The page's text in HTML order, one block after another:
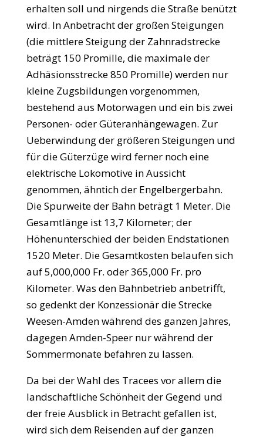
erhalten soll und nirgends die Straße benützt
wird. In Anbetracht der großen Steigungen
(die mittlere Steigung der Zahnradstrecke
beträgt 150 Promille, die maximale der
Adhäsionsstrecke 850 Promille) werden nur
kleine Zugsbildungen vorgenommen,
bestehend aus Motorwagen und ein bis zwei
Personen- oder Güteranhängewagen. Zur
Ueberwindung der größeren Steigungen und
für die Güterzüge wird ferner noch eine
elektrische Lokomotive in Aussicht
genommen, ähntich der Engelbergerbahn.
Die Spurweite der Bahn beträgt 1 Meter. Die
Gesamtlänge ist 13,7 Kilometer; der
Höhenunterschied der beiden Endstationen
1520 Meter. Die Gesamtkosten belaufen sich
auf 5,000,000 Fr. oder 365,000 Fr. pro
Kilometer. Was den Bahnbetrieb anbetrifft,
so gedenkt der Konzessionär die Strecke
Weesen-Amden während des ganzen Jahres,
dagegen Amden-Speer nur während der
Sommermonate befahren zu lassen.
Da bei der Wahl des Tracees vor allem die
landschaftliche Schönheit der Gegend und
der freie Ausblick in Betracht gefallen ist,
wird sich dem Reisenden auf der ganzen